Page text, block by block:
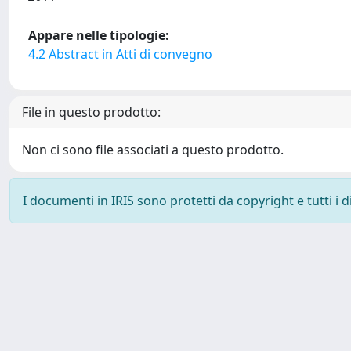
Appare nelle tipologie:
4.2 Abstract in Atti di convegno
File in questo prodotto:
Non ci sono file associati a questo prodotto.
I documenti in IRIS sono protetti da copyright e tutti i